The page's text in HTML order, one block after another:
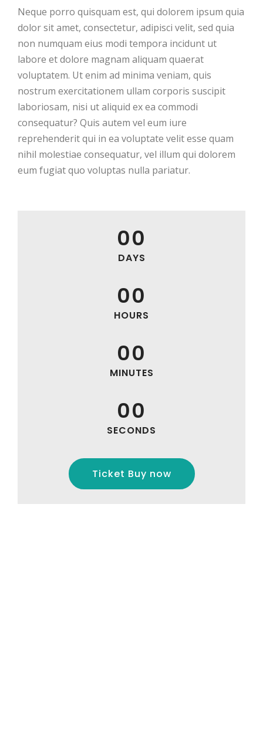
Neque porro quisquam est, qui dolorem ipsum quia
dolor sit amet, consectetur, adipisci velit, sed quia
non numquam eius modi tempora incidunt ut
labore et dolore magnam aliquam quaerat
voluptatem. Ut enim ad minima veniam, quis
nostrum exercitationem ullam corporis suscipit
laboriosam, nisi ut aliquid ex ea commodi
consequatur? Quis autem vel eum iure
reprehenderit qui in ea voluptate velit esse quam
nihil molestiae consequatur, vel illum qui dolorem
eum fugiat quo voluptas nulla pariatur.
00
DAYS
00
HOURS
00
MINUTES
00
SECONDS
Ticket Buy now